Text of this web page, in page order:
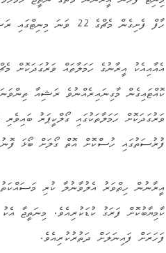
ހާފް ފެށިގެން މެޗްގެ 22 ވަނަ މިނިޓްގައި ރަޝިއާއިން ދެވަނަ ފަހަރަށް ލީޑް ނެގިއެވެ.
ކޮއްޓައިގެން މާގިނައިރެއްނުވެ ރަޝިއާ
ވަރުގަދަކޮށް ހަމަލާތަކުގައި ގޯލްކީޕަރު
ފުރުސަތުގައި ހުސްކޮށް އޮތް ގޯލަށް ބޯޅަ ފޮނުވަގެން ނަތީޖާ 2-4
ކާމިޔާބުކޮށް ފަރަގު ކުޑަކުރިއެވެ. މިނަތީޖާ
ފަހަރަށް ފައިނަލަށް ދަތުރުކުރިއެވެ.